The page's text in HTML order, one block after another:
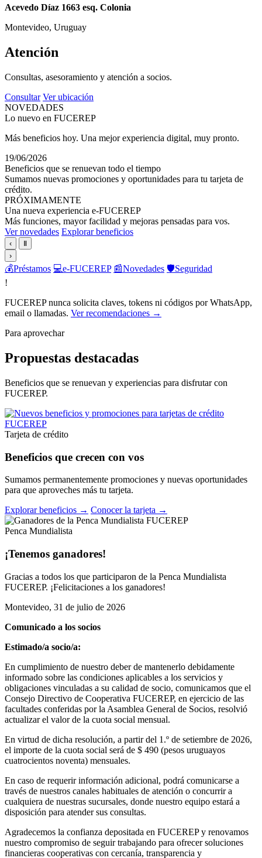
Acevedo Díaz 1663 esq. Colonia
Montevideo, Uruguay
Atención
Consultas, asesoramiento y atención a socios.
Consultar Ver ubicación
NOVEDADES
Lo nuevo en FUCEREP
Más beneficios hoy. Una mejor experiencia digital, muy pronto.
19/06/2026
Beneficios que se renuevan todo el tiempo
Sumamos nuevas promociones y oportunidades para tu tarjeta de
crédito.
PRÓXIMAMENTE
Una nueva experiencia e-FUCEREP
Más funciones, mayor facilidad y mejoras pensadas para vos.
Ver novedades Explorar beneficios
‹
Ⅱ
›
💰Préstamos 💻e-FUCEREP 📰Novedades 🛡️Seguridad
!
FUCEREP nunca solicita claves, tokens ni códigos por WhatsApp,
email o llamadas. Ver recomendaciones →
Para aprovechar
Propuestas destacadas
Beneficios que se renuevan y experiencias para disfrutar con
FUCEREP.
Tarjeta de crédito
Beneficios que crecen con vos
Sumamos permanentemente promociones y nuevas oportunidades
para que aproveches más tu tarjeta.
Explorar beneficios → Conocer la tarjeta →
Penca Mundialista
¡Tenemos ganadores!
Gracias a todos los que participaron de la Penca Mundialista
FUCEREP. ¡Felicitaciones a los ganadores!
Montevideo, 31 de julio de 2026
Comunicado a los socios
Estimado/a socio/a:
En cumplimiento de nuestro deber de mantenerlo debidamente
informado sobre las condiciones aplicables a los servicios y
obligaciones vinculadas a su calidad de socio, comunicamos que el
Consejo Directivo de Cooperativa FUCEREP, en ejercicio de las
facultades conferidas por la Asamblea General de Socios, resolvió
actualizar el valor de la cuota social mensual.
En virtud de dicha resolución, a partir del 1.º de setiembre de 2026,
el importe de la cuota social será de $ 490 (pesos uruguayos
cuatrocientos noventa) mensuales.
En caso de requerir información adicional, podrá comunicarse a
través de nuestros canales habituales de atención o concurrir a
cualquiera de nuestras sucursales, donde nuestro equipo estará a
disposición para atender sus consultas.
Agradecemos la confianza depositada en FUCEREP y renovamos
nuestro compromiso de seguir trabajando para ofrecer soluciones
financieras cooperativas con cercanía, transparencia y